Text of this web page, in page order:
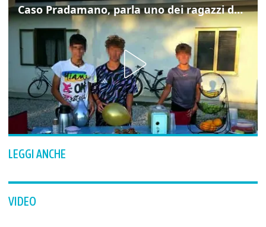
Caso Pradamano, parla uno dei ragazzi denunciati per la limonata: "Volevo anche aiutare i miei"
LEGGI ANCHE
VIDEO